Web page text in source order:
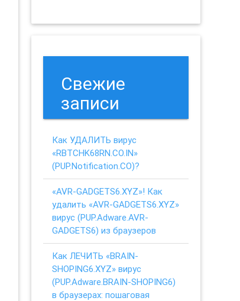
Свежие
записи
Как УДАЛИТЬ вирус
«RBTCHK68RN.CO.IN»
(PUP.Notification.CO)?
«AVR-GADGETS6.XYZ»! Как
удалить «AVR-GADGETS6.XYZ»
вирус (PUP.Adware.AVR-
GADGETS6) из браузеров
Как ЛЕЧИТЬ «BRAIN-
SHOPING6.XYZ» вирус
(PUP.Adware.BRAIN-SHOPING6)
в браузерах: пошаговая